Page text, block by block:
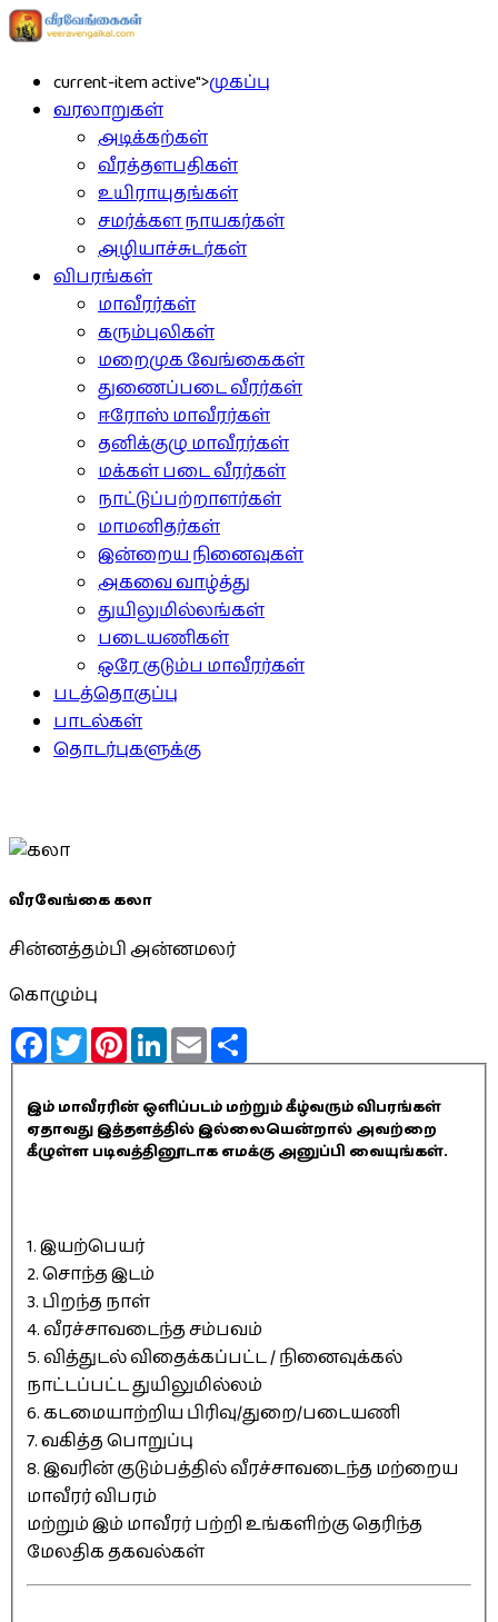
current-item active">முகப்பு
வரலாறுகள்
அடிக்கற்கள்
வீரத்தளபதிகள்
உயிராயுதங்கள்
சமர்க்கள நாயகர்கள்
அழியாச்சுடர்கள்
விபரங்கள்
மாவீரர்கள்
கரும்புலிகள்
மறைமுக வேங்கைகள்
துணைப்படை வீரர்கள்
ஈரோஸ் மாவீரர்கள்
தனிக்குழு மாவீரர்கள்
மக்கள் படை வீரர்கள்
நாட்டுப்பற்றாளர்கள்
மாமனிதர்கள்
இன்றைய நினைவுகள்
அகவை வாழ்த்து
துயிலுமில்லங்கள்
படையணிகள்
ஒரே குடும்ப மாவீரர்கள்
படத்தொகுப்பு
பாடல்கள்
தொடர்புகளுக்கு
வீரவேங்கை கலா
சின்னத்தம்பி அன்னமலர்
கொழும்பு
FacebookTwitterPinterestLinkedInEmail
இம் மாவீரரின் ஒளிப்படம் மற்றும் கீழ்வரும் விபரங்கள்
ஏதாவது இத்தளத்தில் இல்லையென்றால் அவற்றை
கீழுள்ள படிவத்தினூடாக எமக்கு அனுப்பி வையுங்கள்.
1. இயற்பெயர்
2. சொந்த இடம்
3. பிறந்த நாள்
4. வீரச்சாவடைந்த சம்பவம்
5. வித்துடல் விதைக்கப்பட்ட / நினைவுக்கல்
நாட்டப்பட்ட துயிலுமில்லம்
6. கடமையாற்றிய பிரிவு/துறை/படையணி
7. வகித்த பொறுப்பு
8. இவரின் குடும்பத்தில் வீரச்சாவடைந்த மற்றைய
மாவீரர் விபரம்
மற்றும் இம் மாவீரர் பற்றி உங்களிற்கு தெரிந்த
மேலதிக தகவல்கள்